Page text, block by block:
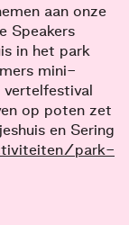
aan onze
Speakers
in het park
mini-
op poten zet
en Sering
park-